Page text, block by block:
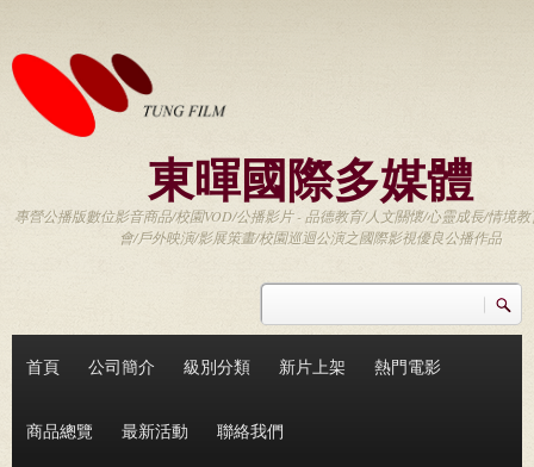
東暉國際多媒體
專營公播版數位影音商品/校園VOD/公播影片 - 品德教育/人文關懷/心靈成長/情境
會/戶外映演/影展策畫/校園巡迴公演之國際影視優良公播作品
搜尋
首頁 公司簡介 級別分類 新片上架 熱門電影
商品總覽 最新活動 聯絡我們